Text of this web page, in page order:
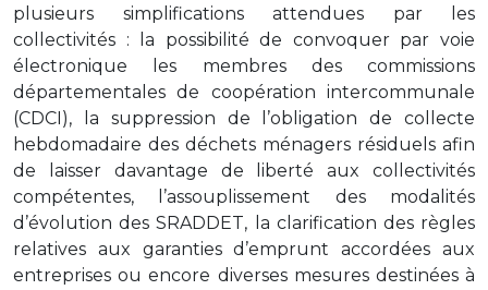
plusieurs simplifications attendues par les
collectivités : la possibilité de convoquer par voie
électronique les membres des commissions
départementales de coopération intercommunale
(CDCI), la suppression de l’obligation de collecte
hebdomadaire des déchets ménagers résiduels afin
de laisser davantage de liberté aux collectivités
compétentes, l’assouplissement des modalités
d’évolution des SRADDET, la clarification des règles
relatives aux garanties d’emprunt accordées aux
entreprises ou encore diverses mesures destinées à